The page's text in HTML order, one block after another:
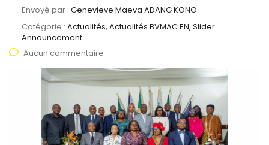
Envoyé par : Genevieve Maeva ADANG KONO
Catégorie : Actualités, Actualités BVMAC EN, Slider
Announcement
Aucun commentaire